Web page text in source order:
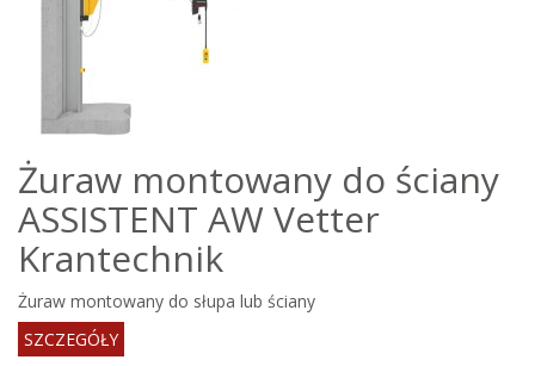
Żuraw montowany do ściany
ASSISTENT AW Vetter
Krantechnik
Żuraw montowany do słupa lub ściany
SZCZEGÓŁY